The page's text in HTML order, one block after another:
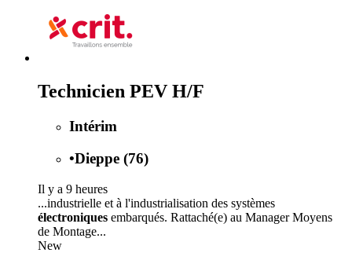
Technicien PEV H/F
Intérim
•Dieppe (76)
Il y a 9 heures
...industrielle et à l'industrialisation des systèmes
électroniques embarqués. Rattaché(e) au Manager Moyens
de Montage...
New